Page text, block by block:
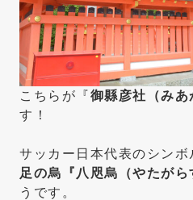
こちらが『御縣彦社（みあ
す！
サッカー日本代表のシンボ
足の烏『八咫烏（やたがら
うです。